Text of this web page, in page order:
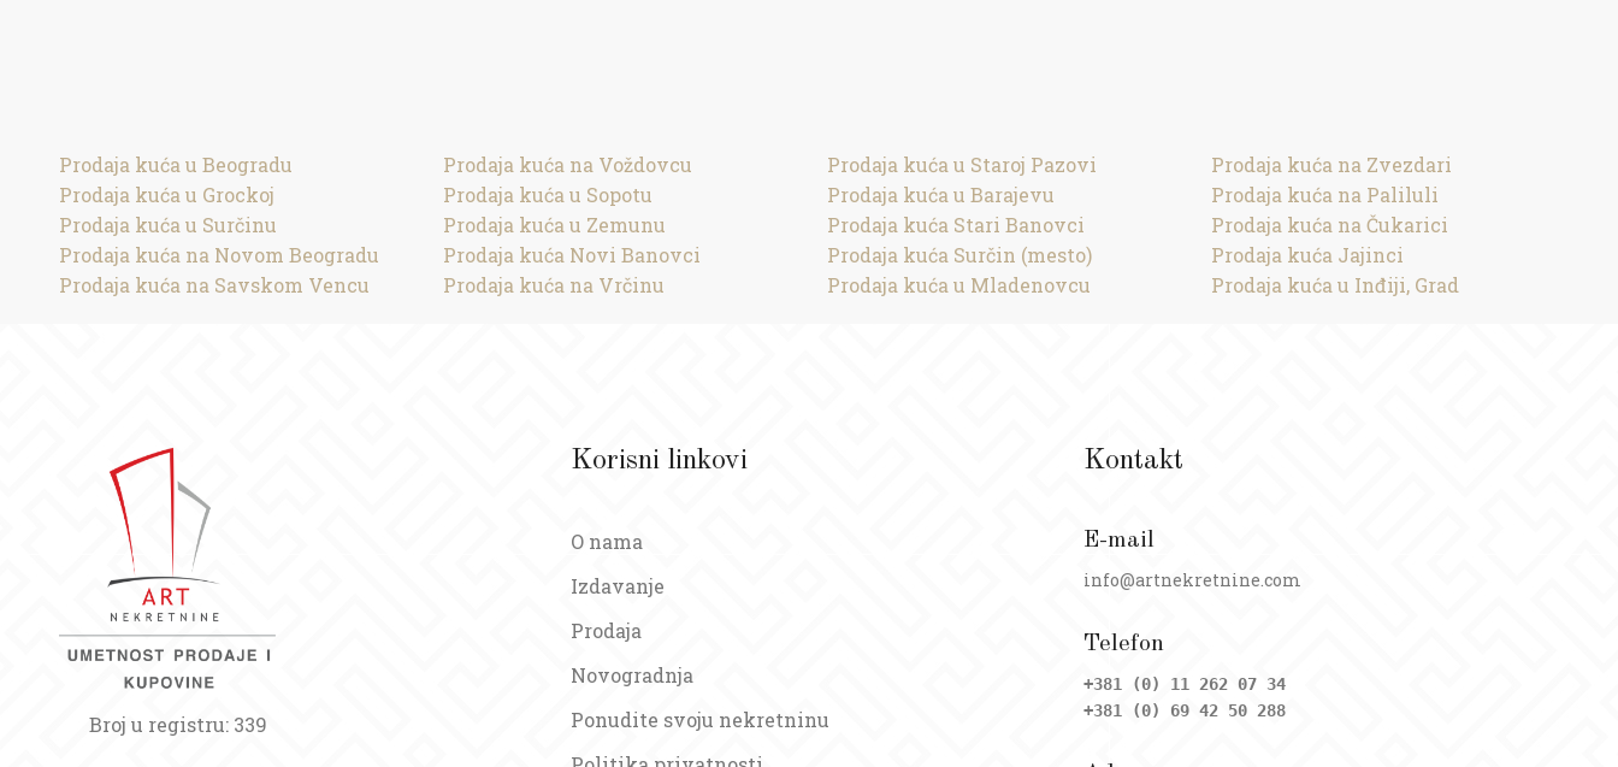
Prodaja kuća u Beogradu
Prodaja kuća u Grockoj
Prodaja kuća u Surčinu
Prodaja kuća na Novom Beogradu
Prodaja kuća na Savskom Vencu
Prodaja kuća na Voždovcu
Prodaja kuća u Sopotu
Prodaja kuća u Zemunu
Prodaja kuća Novi Banovci
Prodaja kuća na Vrčinu
Prodaja kuća u Staroj Pazovi
Prodaja kuća u Barajevu
Prodaja kuća Stari Banovci
Prodaja kuća Surčin (mesto)
Prodaja kuća u Mladenovcu
Prodaja kuća na Zvezdari
Prodaja kuća na Paliluli
Prodaja kuća na Čukarici
Prodaja kuća Jajinci
Prodaja kuća u Inđiji, Grad
Broj u registru: 339
Korisni linkovi
O nama
Izdavanje
Prodaja
Novogradnja
Ponudite svoju nekretninu
Kontakt
E-mail
info@artnekretnine.com
Telefon
+381 (0) 11 262 07 34
+381 (0) 69 42 50 288